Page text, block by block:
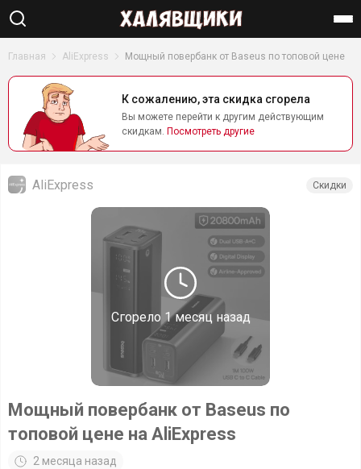
Найти
Главная AliExpress Мощный повербанк от Baseus по топовой цене
К сожалению, эта скидка сгорела
Вы можете перейти к другим действующим
скидкам. Посмотреть другие
Сгорело 1 месяц назад
AliExpress Скидки
Мощный повербанк от Baseus по
топовой цене на AliExpress
2 месяца назад